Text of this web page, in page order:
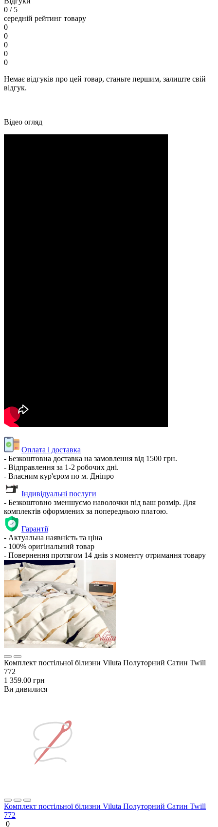
0 / 5
середній рейтинг товару
0
0
0
0
0
Немає відгуків про цей товар, станьте першим, залиште свій
відгук.
Відео огляд
Оплата і доставка
- Безкоштовна доставка на замовлення від 1500 грн.
- Відправлення за 1-2 робочих дні.
- Власним кур'єром по м. Дніпро
Індивідуальні послуги
- Безкоштовно зменшуємо наволочки під ваш розмір. Для
комплектів оформлених за попередньою платою.
Гарантії
- Актуальна наявність та ціна
- 100% оригінальний товар
- Повернення протягом 14 днів з моменту отримання товару
Комплект постільної білизни Viluta Полуторний Сатин Twill
772
1 359.00 грн
Ви дивилися
Комплект постільної білизни Viluta Полуторний Сатин Twill
772
0